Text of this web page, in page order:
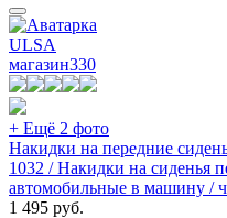
ULSA
магазин330
+ Ещё 2 фото
Накидки на передние
1032 / Накидки на сиденья
автомобильные в машину /
1 495 руб.